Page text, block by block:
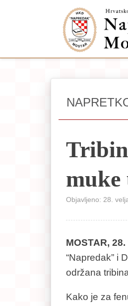
muke
Objavljeno: 28.
MOSTAR,
“Napredak” i
održana
Kako je za